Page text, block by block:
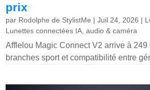
prix
par Rodolphe de StylistMe |Juil 24, 2026 |
Lunettes connectées IA, audio & caméra
Afflelou Magic Connect V2 arrive à 249
branches sport et compatibilité entre